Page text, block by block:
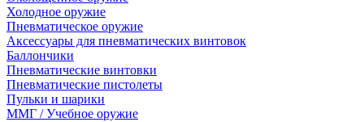
Холодное оружие
Пневматическое оружие
Аксессуары для пневматических винтовок
Баллончики
Пневматические винтовки
Пневматические пистолеты
Пульки и шарики
ММГ / Учебное оружие